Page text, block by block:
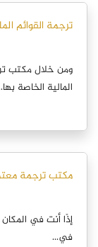
ترجمة القوائم
ومن خلال مكتب
المالية الخاصة
مكتب ترجمة
إذًا أنت في
في...